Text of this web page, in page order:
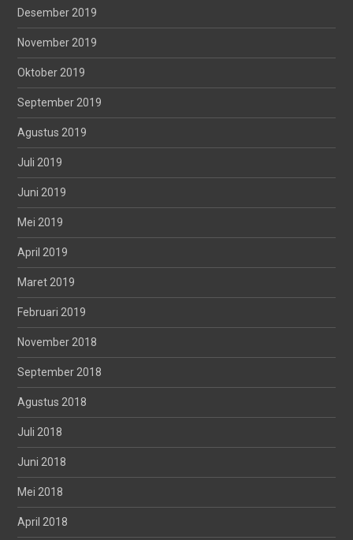
Desember 2019
November 2019
Oktober 2019
September 2019
Agustus 2019
Juli 2019
Juni 2019
Mei 2019
April 2019
Maret 2019
Februari 2019
November 2018
September 2018
Agustus 2018
Juli 2018
Juni 2018
Mei 2018
April 2018